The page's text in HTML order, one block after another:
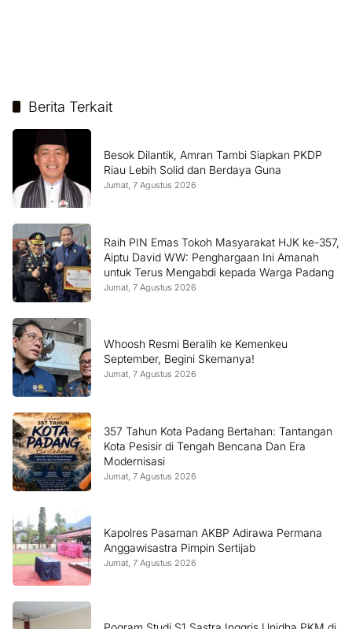
Berita Terkait
Besok Dilantik, Amran Tambi Siapkan PKDP
Riau Lebih Solid dan Berdaya Guna
Jumat, 7 Agustus 2026
Raih PIN Emas Tokoh Masyarakat HJK ke-357,
Aiptu David WW: Penghargaan Ini Amanah
untuk Terus Mengabdi kepada Warga Padang
Jumat, 7 Agustus 2026
Whoosh Resmi Beralih ke Kemenkeu
September, Begini Skemanya!
Jumat, 7 Agustus 2026
357 Tahun Kota Padang Bertahan: Tantangan
Kota Pesisir di Tengah Bencana Dan Era
Modernisasi
Jumat, 7 Agustus 2026
Kapolres Pasaman AKBP Adirawa Permana
Anggawisastra Pimpin Sertijab
Jumat, 7 Agustus 2026